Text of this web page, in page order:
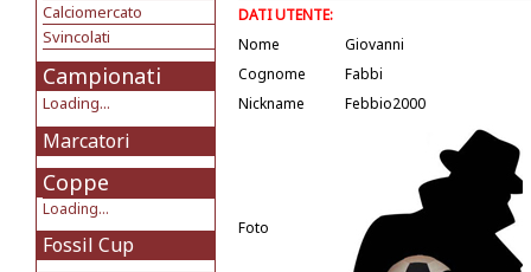
Calciomercato
Svincolati
Campionati
Loading...
Marcatori
Coppe
Loading...
Fossil Cup
DATI UTENTE:
Nome
Giovanni
Cognome
Fabbi
Nickname
Febbio2000
Foto